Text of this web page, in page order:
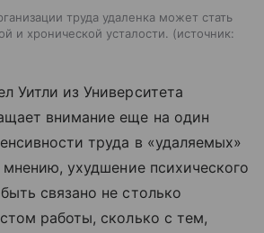
труда удаленка может стать
и хронической усталости.
источник:
Уитли из Университета
внимание еще на один
труда в «удаляемых»
ухудшение психического
связано не столько
работы, сколько с тем,